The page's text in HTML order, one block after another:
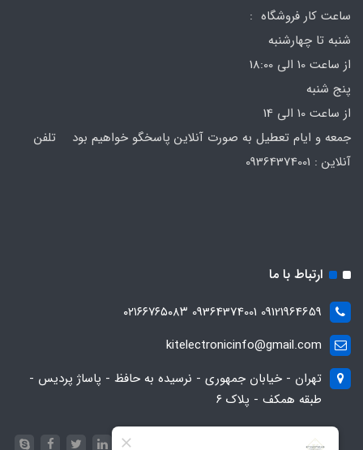
ساعت کار فروشگاه :
شنبه تا چهارشنبه
از ساعت 10 الی 18:00
پنج شنبه
از ساعت 10 الی 14
جمعه و ایام تعطیل به صورت آنلاین پاسخگو خواهیم بود تلفن
ارتباط با ما
09121964659 09364374001 ۰۲۱۶۶۷۶۵۰۸۳
kitelectronicinfo@gmail.com
تهران - خیابان جمهوری - نرسیده به حافظ - پاساژ پردیس -
طبقه همکف - پلاک ۶